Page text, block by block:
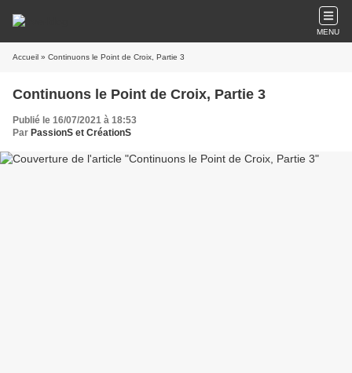
MENU
Accueil » Continuons le Point de Croix, Partie 3
Continuons le Point de Croix, Partie 3
Publié le 16/07/2021 à 18:53
Par PassionS et CréationS